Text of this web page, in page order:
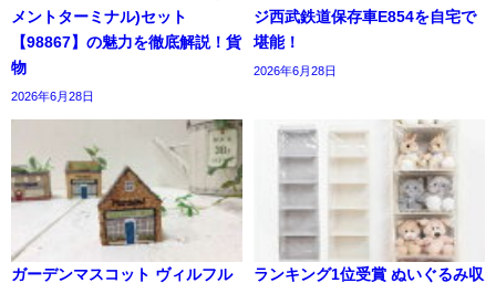
メントターミナル)セット
【98867】の魅力を徹底解説！貨
物
2026年6月28日
ジ西武鉄道保存車E854を自宅で
堪能！
2026年6月28日
ガーデンマスコット ヴィルフル
ランキング1位受賞 ぬいぐるみ収